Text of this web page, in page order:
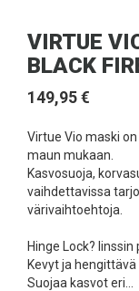
VIRTUE
BLACK
149,95 €
Virtue Vio maski
maun mukaan.
Kasvosuoja,
vaihdettavissa
värivaihtoehtoja.
Hinge Lock? linssin
Kevyt ja hengittävä
Suojaa kasvot eri...